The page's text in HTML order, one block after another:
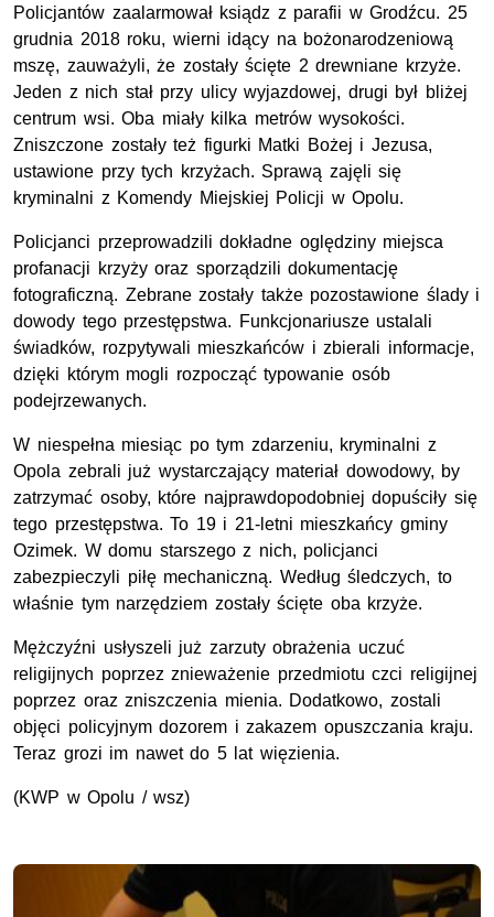
Policjantów zaalarmował ksiądz z parafii w Grodźcu. 25
grudnia 2018 roku, wierni idący na bożonarodzeniową
mszę, zauważyli, że zostały ścięte 2 drewniane krzyże.
Jeden z nich stał przy ulicy wyjazdowej, drugi był bliżej
centrum wsi. Oba miały kilka metrów wysokości.
Zniszczone zostały też figurki Matki Bożej i Jezusa,
ustawione przy tych krzyżach. Sprawą zajęli się
kryminalni z Komendy Miejskiej Policji w Opolu.
Policjanci przeprowadzili dokładne oględziny miejsca
profanacji krzyży oraz sporządzili dokumentację
fotograficzną. Zebrane zostały także pozostawione ślady i
dowody tego przestępstwa. Funkcjonariusze ustalali
świadków, rozpytywali mieszkańców i zbierali informacje,
dzięki którym mogli rozpocząć typowanie osób
podejrzewanych.
W niespełna miesiąc po tym zdarzeniu, kryminalni z
Opola zebrali już wystarczający materiał dowodowy, by
zatrzymać osoby, które najprawdopodobniej dopuściły się
tego przestępstwa. To 19 i 21-letni mieszkańcy gminy
Ozimek. W domu starszego z nich, policjanci
zabezpieczyli piłę mechaniczną. Według śledczych, to
właśnie tym narzędziem zostały ścięte oba krzyże.
Mężczyźni usłyszeli już zarzuty obrażenia uczuć
religijnych poprzez znieważenie przedmiotu czci religijnej
poprzez oraz zniszczenia mienia. Dodatkowo, zostali
objęci policyjnym dozorem i zakazem opuszczania kraju.
Teraz grozi im nawet do 5 lat więzienia.
(KWP w Opolu / wsz)